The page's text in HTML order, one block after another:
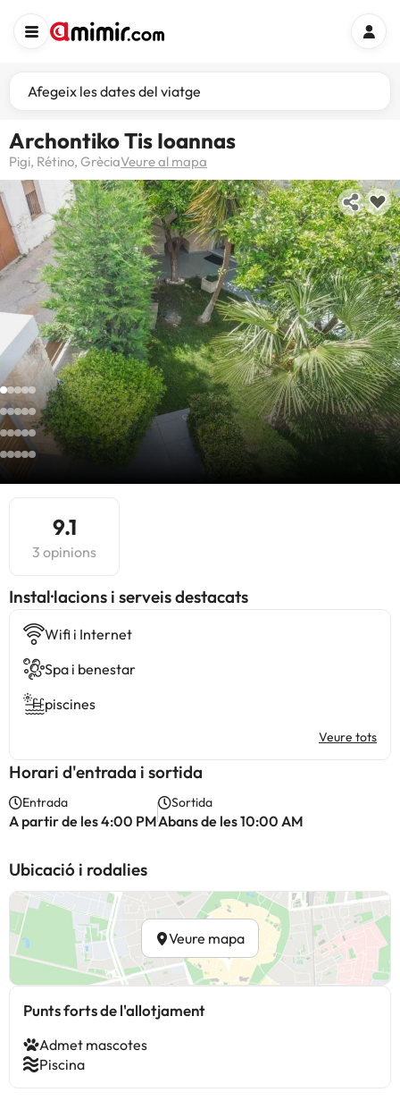
Afegeix les dates del viatge
Archontiko Tis Ioannas
Pigi, Rétino, GrèciaVeure al mapa
9.1
3 opinions
Instal·lacions i serveis destacats
Wifi i Internet
Spa i benestar
piscines
Veure tots
Horari d'entrada i sortida
Entrada
A partir de les 4:00 PM
Sortida
Abans de les 10:00 AM
Ubicació i rodalies
Veure mapa
Punts forts de l'allotjament
Admet mascotes
Piscina